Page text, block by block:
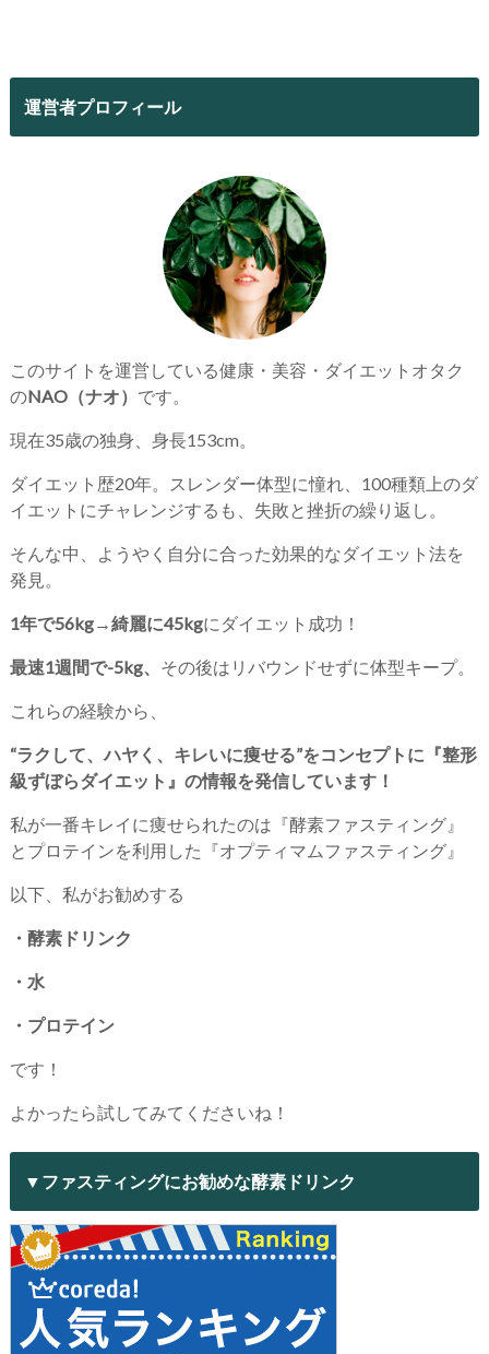
運営者プロフィール
このサイトを運営している健康・美容・ダイエットオタク
のNAO（ナオ） です。
現在35歳の独身、身長153cm。
ダイエット歴20年。スレンダー体型に憧れ、100種類上のダ
イエットにチャレンジするも、失敗と挫折の繰り返し。
そんな中、ようやく自分に合った効果的なダイエット法を
発見。
1年で56kg→綺麗に45kgにダイエット成功！
最速1週間で-5kg、 その後はリバウンドせずに体型キープ。
これらの経験から、
“ラクして、ハヤく、キレいに痩せる”をコンセプトに『整形
級ずぼらダイエット』の情報を発信しています！
私が一番キレイに痩せられたのは『酵素ファスティング』
とプロテインを利用した『オプティマムファスティング』
以下、私がお勧めする
・酵素ドリンク
・水
・プロテイン
です！
よかったら試してみてくださいね！
▼ファスティングにお勧めな酵素ドリンク